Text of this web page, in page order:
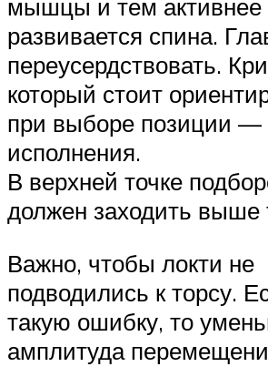
мышцы и тем активнее
развивается спина.
переусердствовать.
который стоит
при выборе позиции —
исполнения.
В верхней точке
должен заходить выше
Важно, чтобы локти не
подводились к торсу.
такую ошибку, то
амплитуда